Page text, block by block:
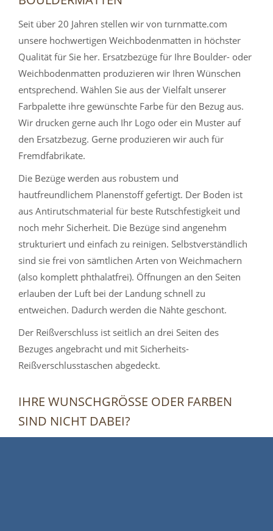
Seit über 20 Jahren stellen wir von turnmatte.com
unsere hochwertigen Weichbodenmatten in höchster
Qualität für Sie her. Ersatzbezüge für Ihre Boulder- oder
Weichbodenmatten produzieren wir Ihren Wünschen
entsprechend. Wählen Sie aus der Vielfalt unserer
Farbpalette ihre gewünschte Farbe für den Bezug aus.
Wir drucken gerne auch Ihr Logo oder ein Muster auf
den Ersatzbezug. Gerne produzieren wir auch für
Fremdfabrikate.
Die Bezüge werden aus robustem und
hautfreundlichem Planenstoff gefertigt. Der Boden ist
aus Antirutschmaterial für beste Rutschfestigkeit und
noch mehr Sicherheit. Die Bezüge sind angenehm
strukturiert und einfach zu reinigen. Selbstverständlich
sind sie frei von sämtlichen Arten von Weichmachern
(also komplett phthalatfrei). Öffnungen an den Seiten
erlauben der Luft bei der Landung schnell zu
entweichen. Dadurch werden die Nähte geschont.
Der Reißverschluss ist seitlich an drei Seiten des
Bezuges angebracht und mit Sicherheits-
Reißverschlusstaschen abgedeckt.
IHRE WUNSCHGRÖSSE ODER FARBEN S
IND NICHT DABEI?